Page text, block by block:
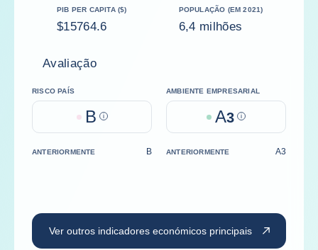
PIB PER CAPITA ($)
$15764.6
POPULAÇÃO (EM 2021)
6,4 milhões
Avaliação
RISCO PAÍS
B Help
AMBIENTE EMPRESARIAL
A3 Help
ANTERIORMENTE B ANTERIORMENTE A3
Ver outros indicadores económicos principais